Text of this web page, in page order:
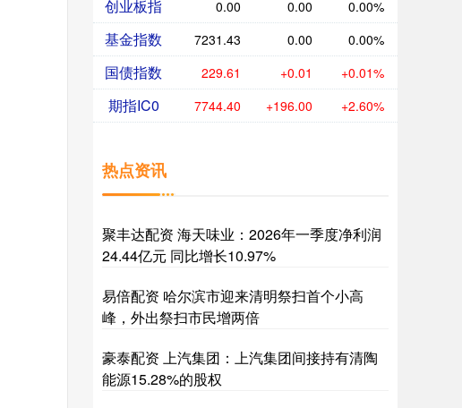
创业板指 0.00 0.00 0.00%
基金指数 7231.43 0.00 0.00%
国债指数 229.61 +0.01 +0.01%
期指IC0 7744.40 +196.00 +2.60%
热点资讯
聚丰达配资 海天味业：2026年一季度净利润
24.44亿元 同比增长10.97%
易倍配资 哈尔滨市迎来清明祭扫首个小高
峰，外出祭扫市民增两倍
豪泰配资 上汽集团：上汽集团间接持有清陶
能源15.28%的股权